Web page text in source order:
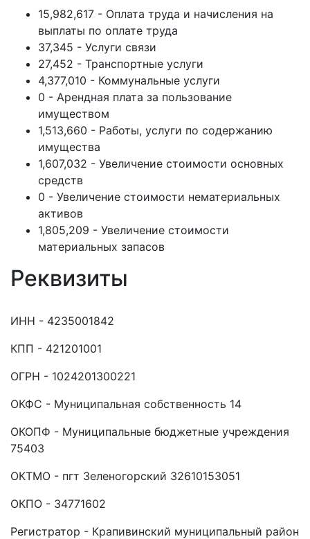
15,982,617 - Оплата труда и начисления на
выплаты по оплате труда
37,345 - Услуги связи
27,452 - Транспортные услуги
4,377,010 - Коммунальные услуги
0 - Арендная плата за пользование
имуществом
1,513,660 - Работы, услуги по содержанию
имущества
1,607,032 - Увеличение стоимости основных
средств
0 - Увеличение стоимости нематериальных
активов
1,805,209 - Увеличение стоимости
материальных запасов
Реквизиты
ИНН - 4235001842
КПП - 421201001
ОГРН - 1024201300221
ОКФС - Муниципальная собственность 14
ОКОПФ - Муниципальные бюджетные учреждения
75403
ОКТМО - пгт Зеленогорский 32610153051
ОКПО - 34771602
Регистратор - Крапивинский муниципальный район